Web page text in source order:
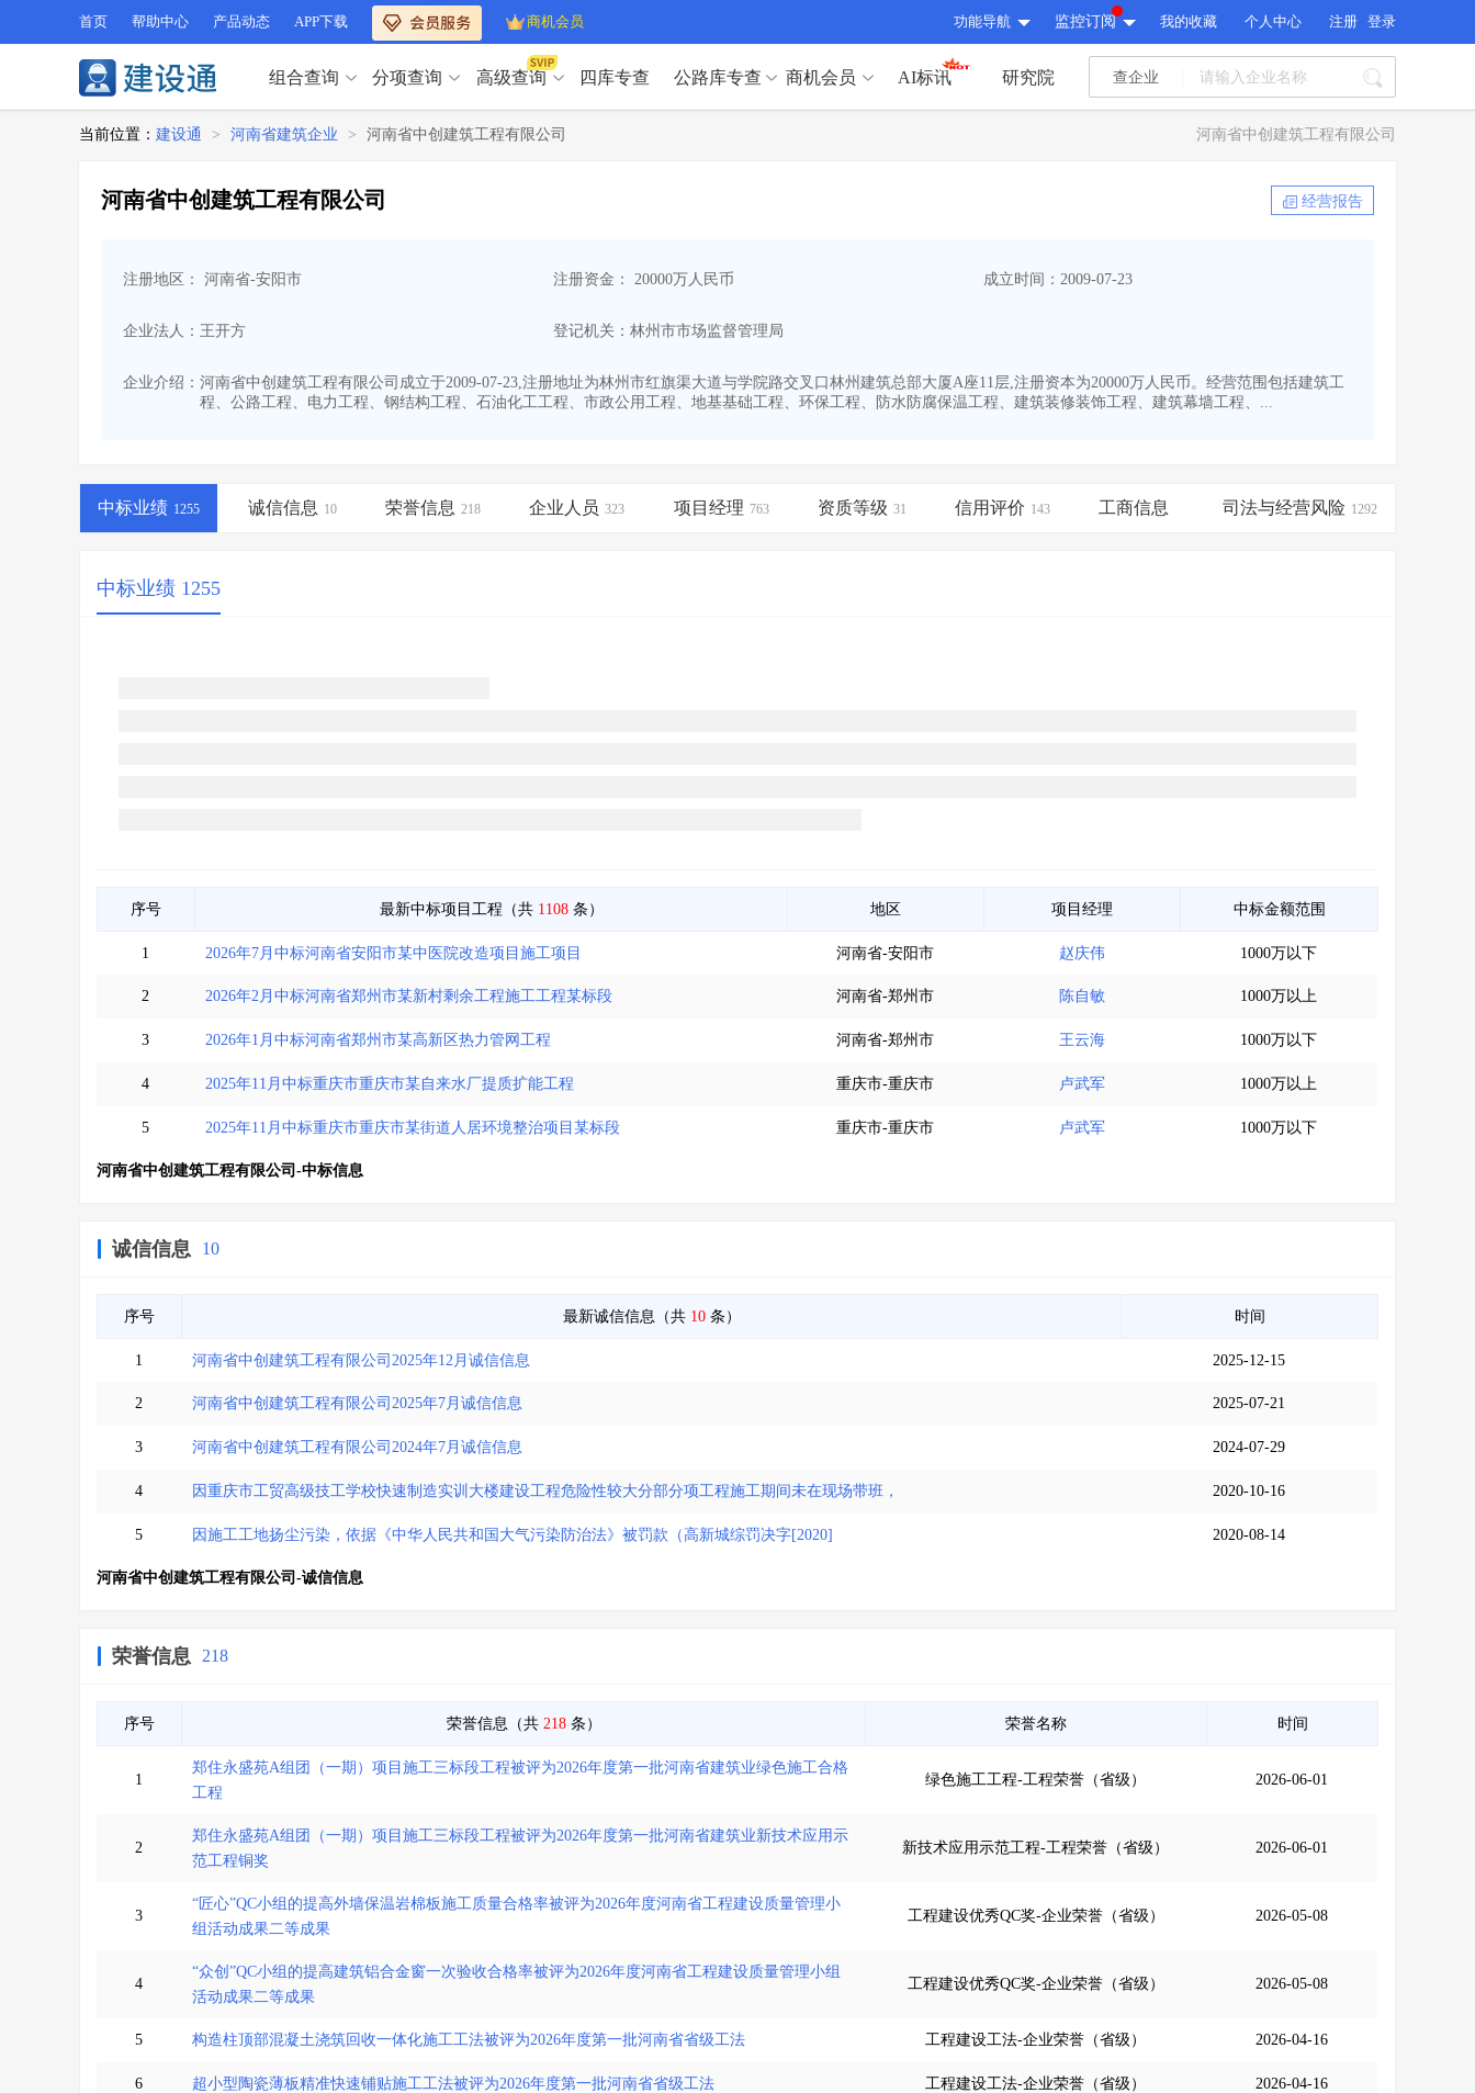
首页 帮助中心 产品动态 APP下载 商机会员 功能导航 监控订阅 我的收藏 个人中心 注册 登录
分项查询（VIP）
查资质
查人员>
查荣誉> 查诚信
>
招标信息>
公路库专查>
宏观经济>
商机会员
土地交易> 省市重点项目 >
研究报告>
其他服务
组合查询 分项查询 高级查询 四库专查 公路库专查 商机会员 AI标讯 研究院 查企业
查荣誉>
招标信息>
省库业绩查询
水利库专查 >
组合查询-广州>
下浮率>
宏观经济 > 建企舆情
政策规划 > 招投标规则>
业主专查>
API接口 > 市场经营AI云平台>
会员服务> 数据导出服务>
当前位置： 建设通 > 河南省建筑企业 > 河南省中创建筑工程有限公司 河南省中创建筑工程有限公司
河南省中创建筑工程有限公司 经营报告
注册地区： 河南省-安阳市 注册资金： 20000万人民币 成立时间：2009-07-23
企业法人：王开方 登记机关：林州市市场监督管理局
企业介绍： 河南省中创建筑工程有限公司成立于2009-07-23,注册地址为林州市红旗渠大道与学院路交叉口林州建筑总部大厦A座11层,注册资本为20000万人民币。经营范围包括建筑工
程、公路工程、电力工程、钢结构工程、石油化工工程、市政公用工程、地基基础工程、环保工程、防水防腐保温工程、建筑装修装饰工程、建筑幕墙工程、...
中标业绩 1255 诚信信息 10 荣誉信息 218 企业人员 323 项目经理 763 资质等级 31 信用评价 143 工商信息 司法与经营风险 1292
中标业绩 1255
序号 最新中标项目工程（共 1108条） 地区 项目经理 中标金额范围
1 2026年7月中标河南省安阳市某中医院改造项目施工项目 河南省-安阳市 赵庆伟 1000万以下
2 2026年2月中标河南省郑州市某新村剩余工程施工工程某标段 河南省-郑州市 陈自敏 1000万以上
3 2026年1月中标河南省郑州市某高新区热力管网工程 河南省-郑州市 王云海 1000万以下
4 2025年11月中标重庆市重庆市某自来水厂提质扩能工程 重庆市-重庆市 卢武军 1000万以上
5 2025年11月中标重庆市重庆市某街道人居环境整治项目某标段 重庆市-重庆市 卢武军 1000万以下
河南省中创建筑工程有限公司-中标信息
诚信信息 10
序号 最新诚信信息（共 10条） 时间
1 河南省中创建筑工程有限公司2025年12月诚信信息 2025-12-15
2 河南省中创建筑工程有限公司2025年7月诚信信息 2025-07-21
3 河南省中创建筑工程有限公司2024年7月诚信信息 2024-07-29
4 因重庆市工贸高级技工学校快速制造实训大楼建设工程危险性较大分部分项工程施工期间未在现场带班， 2020-10-16
5 因施工工地扬尘污染，依据《中华人民共和国大气污染防治法》被罚款（高新城综罚决字[2020] 2020-08-14
河南省中创建筑工程有限公司-诚信信息
荣誉信息 218
序号 荣誉信息（共 218条） 荣誉名称 时间
1
郑住永盛苑A组团（一期）项目施工三标段工程被评为2026年度第一批河南省建筑业绿色施工合格
工程
绿色施工工程-工程荣誉（省级） 2026-06-01
2
郑住永盛苑A组团（一期）项目施工三标段工程被评为2026年度第一批河南省建筑业新技术应用示
范工程铜奖
新技术应用示范工程-工程荣誉（省级） 2026-06-01
3
“匠心”QC小组的提高外墙保温岩棉板施工质量合格率被评为2026年度河南省工程建设质量管理小
组活动成果二等成果
工程建设优秀QC奖-企业荣誉（省级） 2026-05-08
4
“众创”QC小组的提高建筑铝合金窗一次验收合格率被评为2026年度河南省工程建设质量管理小组
活动成果二等成果
工程建设优秀QC奖-企业荣誉（省级） 2026-05-08
5 构造柱顶部混凝土浇筑回收一体化施工工法被评为2026年度第一批河南省省级工法 工程建设工法-企业荣誉（省级） 2026-04-16
6 超小型陶瓷薄板精准快速铺贴施工工法被评为2026年度第一批河南省省级工法 工程建设工法-企业荣誉（省级） 2026-04-16